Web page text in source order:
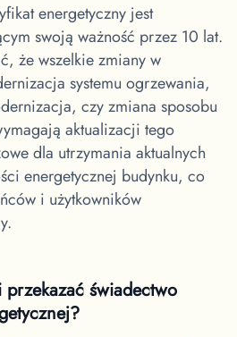
energetyczny jest
swoją ważność przez 10 lat.
że wszelkie zmiany w
systemu ogrzewania,
czy zmiana sposobu
aktualizacji tego
dla utrzymania aktualnych
energetycznej budynku, co
i użytkowników
świadectwo